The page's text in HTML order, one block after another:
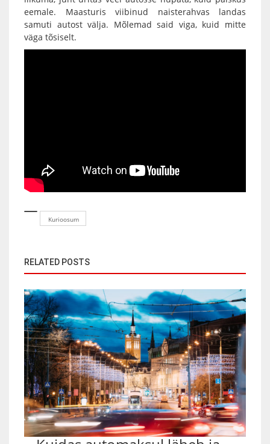
eemale. Maasturis viibinud naisterahvas landas
samuti autost välja. Mõlemad said viga, kuid mitte
väga tõsiselt.
Kurioosum
RELATED POSTS